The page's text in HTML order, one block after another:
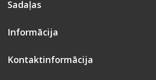
Sadaļas
Informācija
Kontaktinformācija